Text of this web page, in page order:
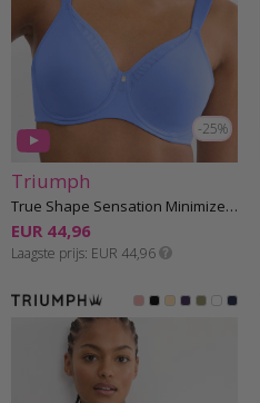
-25%
Triumph
True Shape Sensation Minimizer Beha E-H cup
EUR 44,96
Laagste prijs EUR 44,96